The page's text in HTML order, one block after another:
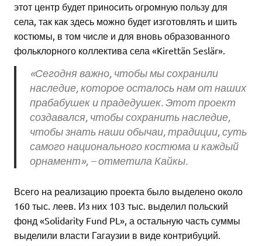
этот центр будет приносить огромную пользу для
села, так как здесь можно будет изготовлять и шить
костюмы, в том числе и для вновь образованного
фольклорного коллектива села «Kirettän Seslär».
«Сегодня важно, чтобы мы сохранили
наследие, которое осталось нам от наших
прабабушек и прадедушек. Этот проект
создавался, чтобы сохранить наследие,
чтобы знать наши обычаи, традиции, суть
самого национального костюма и каждый
орнамент», – отметила Кайкы.
Всего на реализацию проекта было выделено около
160 тыс. леев. Из них 103 тыс. выделил польский
фонд «Solidarity Fund PL», а остальную часть суммы
выделили власти Гагаузии в виде контрибуций.